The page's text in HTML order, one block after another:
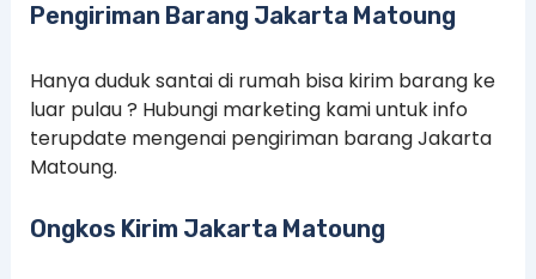
Pengiriman Barang Jakarta Matoung
Hanya duduk santai di rumah bisa kirim barang ke
luar pulau ? Hubungi marketing kami untuk info
terupdate mengenai pengiriman barang Jakarta
Matoung.
Ongkos Kirim Jakarta Matoung